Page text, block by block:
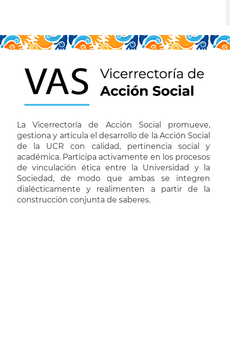
La Vicerrectoría de Acción Social promueve,
gestiona y articula el desarrollo de la Acción Social
de la UCR con calidad, pertinencia social y
académica. Participa activamente en los procesos
de vinculación ética entre la Universidad y la
Sociedad, de modo que ambas se integren
dialécticamente y realimenten a partir de la
construcción conjunta de saberes.